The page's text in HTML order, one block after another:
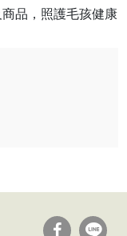
品，照護毛孩健康